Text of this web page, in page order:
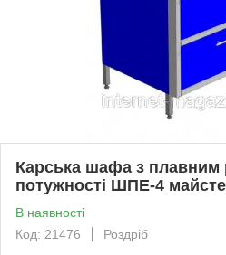
Карська шафа з плавним
потужності ШПЕ-4
В наявності
Код: 21476
Роздріб